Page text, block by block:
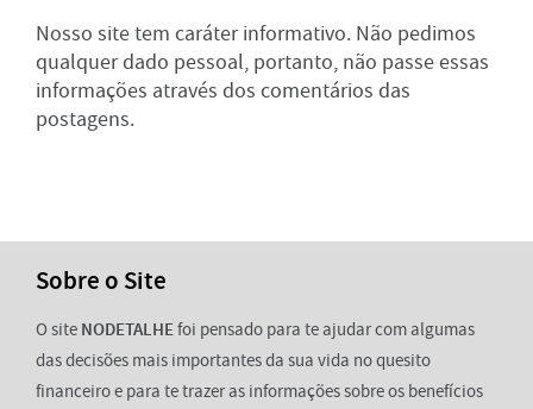
Nosso site tem caráter informativo. Não pedimos
qualquer dado pessoal, portanto, não passe essas
informações através dos comentários das
postagens.
Sobre o Site
O site NODETALHEfoi pensado para te ajudar com algumas
das decisões mais importantes da sua vida no quesito
financeiro e para te trazer as informações sobre os benefícios